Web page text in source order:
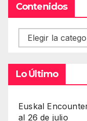
Contenidos
Contenidos
Lo Último
Euskal
al 26 de julio